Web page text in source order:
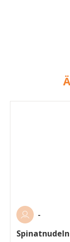
-
Spinatnudeln